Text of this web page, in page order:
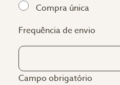
Compra única
Frequência de envio
Campo obrigatório